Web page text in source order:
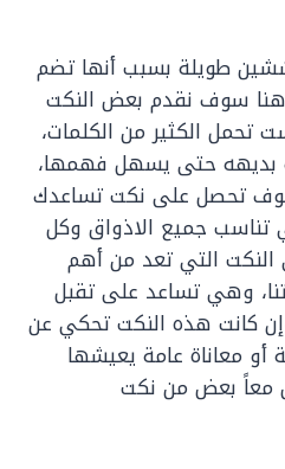
طويلة بسبب أنها تضم
سوف نقدم بعض النكت
تحمل الكثير من الكلمات،
بديهه حتى يسهل فهمها،
تحصل على نكت تساعدك
جميع الاذواق وكل
التي تعد من أهم
وهي تساعد على تقبل
كانت هذه النكت تحكي عن
معاناة عامة يعيشها
معاً بعض من نكت